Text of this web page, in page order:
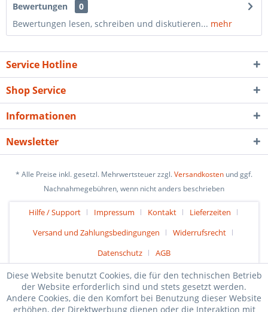
Bewertungen
0
Bewertungen lesen, schreiben und diskutieren... mehr
Service Hotline
Shop Service
Informationen
Newsletter
* Alle Preise inkl. gesetzl. Mehrwertsteuer zzgl.Versandkosten und ggf.
Nachnahmegebühren, wenn nicht anders beschrieben
Hilfe / Support Impressum Kontakt
Lieferzeiten
Versand und Zahlungsbedingungen
Widerrufsrecht
Datenschutz
AGB
Diese Website benutzt Cookies, die für den technischen Betrieb
der Website erforderlich sind und stets gesetzt werden.
Andere Cookies, die den Komfort bei Benutzung dieser Website
erhöhen, der Direktwerbung dienen oder die Interaktion mit